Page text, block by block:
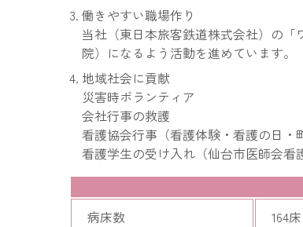
働きやすい職場作り
当社（東日本旅客鉄道株式会社）の
院）になるよう活動を進めています。
地域社会に貢献
災害時ボランティア
会社行事の救護
看護協会行事（看護体験・看護の日・
看護学生の受け入れ（仙台市医師会
病床数
164床